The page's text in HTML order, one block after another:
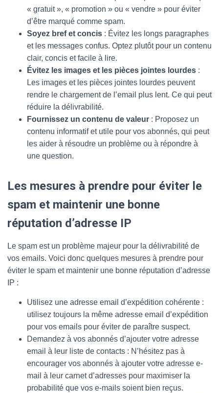
« gratuit », « promotion » ou « vendre » pour éviter
d’être marqué comme spam.
Soyez bref et concis : Évitez les longs paragraphes
et les messages confus. Optez plutôt pour un contenu
clair, concis et facile à lire.
Évitez les images et les pièces jointes lourdes :
Les images et les pièces jointes lourdes peuvent
rendre le chargement de l’email plus lent. Ce qui peut
réduire la délivrabilité.
Fournissez un contenu de valeur : Proposez un
contenu informatif et utile pour vos abonnés, qui peut
les aider à résoudre un problème ou à répondre à
une question.
Les mesures à prendre pour éviter le
spam et maintenir une bonne
réputation d’adresse IP
Le spam est un problème majeur pour la délivrabilité de
vos emails. Voici donc quelques mesures à prendre pour
éviter le spam et maintenir une bonne réputation d’adresse
IP :
Utilisez une adresse email d’expédition cohérente :
utilisez toujours la même adresse email d’expédition
pour vos emails pour éviter de paraître suspect.
Demandez à vos abonnés d’ajouter votre adresse
email à leur liste de contacts : N’hésitez pas à
encourager vos abonnés à ajouter votre adresse e-
mail à leur carnet d’adresses pour maximiser la
probabilité que vos e-mails soient bien reçus.